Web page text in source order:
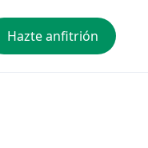
Hazte anfitrión